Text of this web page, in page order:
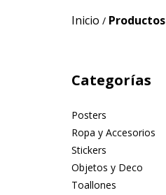
Inicio / Productos
Categorías
Posters
Ropa y Accesorios
Stickers
Objetos y Deco
Toallones